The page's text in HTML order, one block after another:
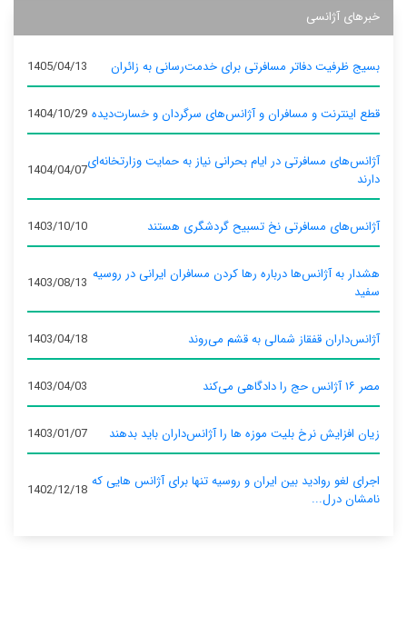
خبرهای آژانسی
بسیج ظرفیت دفاتر مسافرتی برای خدمت‌رسانی به زائران 1405/04/13
قطع اینترنت و مسافران و آژانس‌های سرگردان و خسارت‌دیده 1404/10/29
آژانس‌های مسافرتی در ایام بحرانی نیاز به حمایت وزارتخانه‌ای
دارند
1404/04/07
آژانس‌های مسافرتی نخ تسبیح گردشگری هستند 1403/10/10
هشدار به آژانس‌ها درباره رها کردن مسافران ایرانی در روسیه
سفید
1403/08/13
آژانس‌داران قفقاز شمالی به قشم می‌روند 1403/04/18
مصر ۱۶ آژانس حج را دادگاهی می‌کند 1403/04/03
زیان افزایش نرخ بلیت موزه ها را آژانس‌داران باید بدهند 1403/01/07
اجرای لغو روادید بین ایران و روسیه تنها برای آژانس‌ هایی که
نامشان درل...
1402/12/18